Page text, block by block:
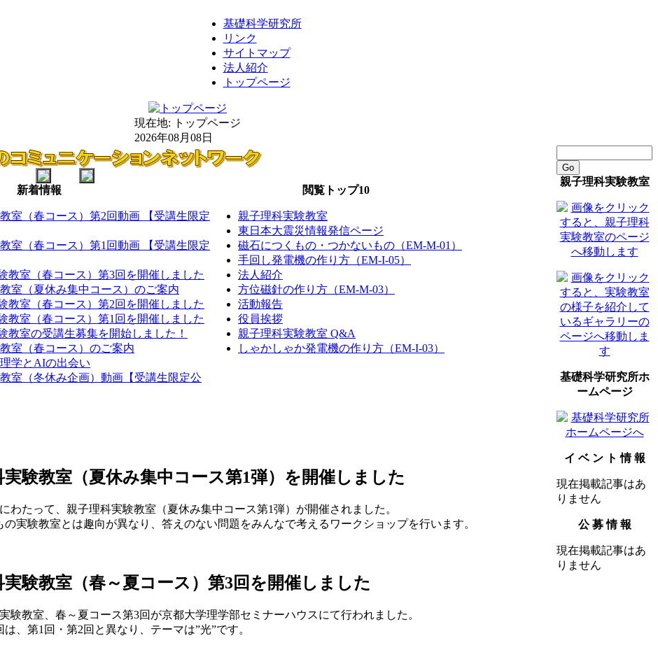
基礎科学研究所
リンク
サイトマップ
法人紹介
トップページ
現在地:
トップページ
2026年08月08日
新着情報
室（春コース）第2回動画 【受講生限定
室（春コース）第1回動画 【受講生限定
教室（春コース）第3回を開催しました
室（夏休み集中コース）のご案内
教室（春コース）第2回を開催しました
教室（春コース）第1回を開催しました
教室の受講生募集を開始しました！
室（春コース）のご案内
学とAIの出会い
室（冬休み企画）動画【受講生限定公
閲覧トップ10
親子理科実験教室
東日本大震災情報発信ページ
磁石につくもの・つかないもの（EM-M-01）
手回し発電機の作り方（EM-I-05）
法人紹介
方位磁針の作り方（EM-M-03）
活動報告
役員挨拶
親子理科実験教室 Q&A
しゃかしゃか発電機の作り方（EM-I-03）
実験教室（夏休み集中コース第1弾）を開催しました
わたって、親子理科実験教室（夏休み集中コース第1弾）が開催されました。
実験教室とは趣向が異なり、答えのない問題をみんなで考えるワークショップを行います。
実験教室（春～夏コース）第3回を開催しました
験教室、春～夏コース第3回が京都大学理学部セミナーハウスにて行われました。
、第1回・第2回と異なり、テーマは”光”です。
Go
親子理科実験教室
基礎科学研究所ホ
ームページ
イ ベ ン ト 情 報
現在掲載記事はあ
りません
公 募 情 報
現在掲載記事はあ
りません